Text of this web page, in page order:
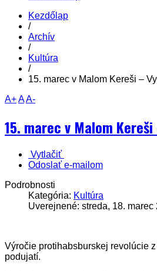
Kezdőlap
/
Archív
/
Kultúra
/
15. marec v Malom Kereši –
A+AA-
15. marec v Malom
Vytlačiť
Odoslať e-mailom
Podrobnosti
Kategória: Kultúra
Uverejnené: streda, 18. marec
Výročie protihabsburskej revolúcie
podujatí.